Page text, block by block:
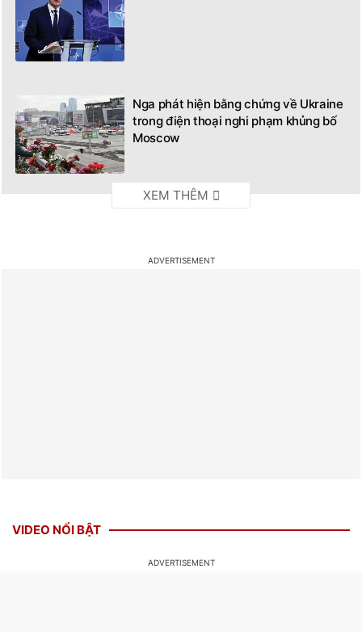
Nga phát hiện bằng chứng về Ukraine
trong điện thoại nghi phạm khủng bố
Moscow
VIDEO NỔI BẬT